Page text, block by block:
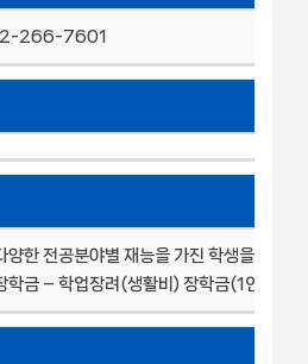
266-7601
양한 전공분야별 재능을 가진 학생을 장려
학금 – 학업장려(생활비) 장학금(1인당 1백